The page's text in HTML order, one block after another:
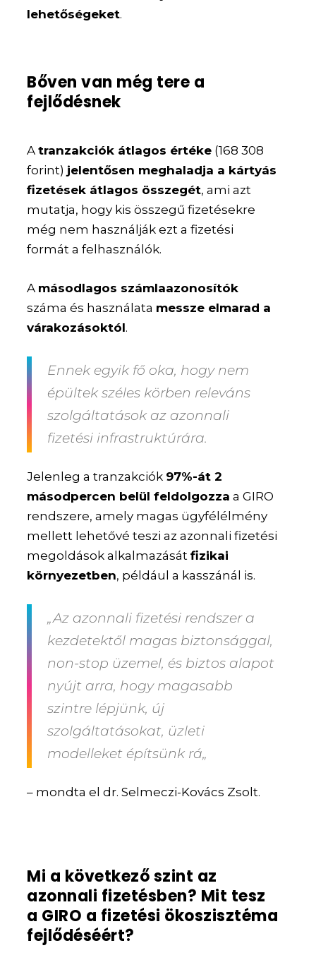
lehetőségeket.
Bőven van még tere a
fejlődésnek
Atranzakciók átlagos értéke (168 308
forint) jelentősen meghaladja a kártyás
fizetések átlagos összegét, ami azt
mutatja, hogy kis összegű fizetésekre
még nem használják ezt a fizetési
formát a felhasználók.
A másodlagos számlaazonosítók
száma és használata messze elmarad a
várakozásoktól.
Ennek egyik fő oka, hogy nem
épültek széles körben releváns
szolgáltatások az azonnali
fizetési infrastruktúrára.
Jelenleg a tranzakciók 97%-át 2
másodpercen belül feldolgozza a GIRO
rendszere, amely magas ügyfélélmény
mellett lehetővé teszi az azonnali fizetési
megoldások alkalmazásátfizikai
környezetben, például a kasszánál is.
„Az azonnali fizetési rendszer a
kezdetektől magas biztonsággal,
non-stop üzemel, és biztos alapot
nyújt arra, hogy magasabb
szintre lépjünk, új
szolgáltatásokat, üzleti
modelleket építsünk rá„
– mondta el dr. Selmeczi-Kovács Zsolt.
Mi a következő szint az
azonnali fizetésben? Mit tesz
a GIRO a fizetési ökoszisztéma
fejlődéséért?